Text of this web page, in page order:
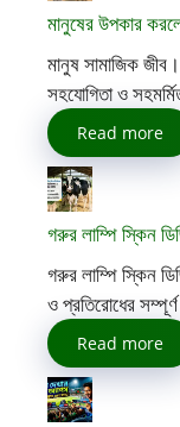
মানুষের উপকার
মানুষ সামাজিক
সহযোগিতা ও
Read more
গরুর লাম্পি স্কিন
গরুর লাম্পি স্কিন
ও প্রতিরোধের
Read more